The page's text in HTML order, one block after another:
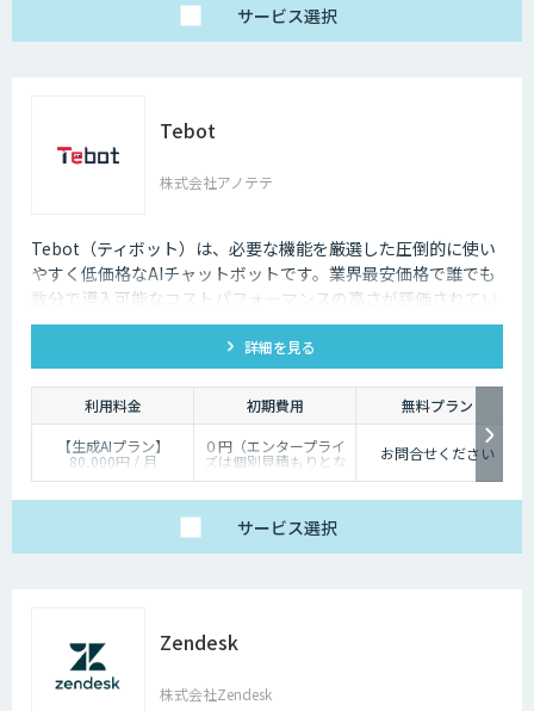
サービス選択
Tebot
株式会社アノテテ
Tebot（ティボット）は、必要な機能を厳選した圧倒的に使い
やすく低価格なAIチャットボットです。業界最安価格で誰でも
数分で導入可能なコストパフォーマンスの高さが評価されてい
ます。ユーザーの自己解決促進や顧客ニーズの収集、リード獲
得を今すぐ実現。14日間無料でお試しいただけます。
詳細を見る
利用料金 初期費用
無料プラン
【生成AIプラン】
80,000円 / 月
【Q&Aプラン】45,000
【エンタープライズ】
個別見積もり / 月
０円（エンタープライ
ズは個別見積もりとな
ります）
お問合せください
サービス選択
Zendesk
株式会社Zendesk